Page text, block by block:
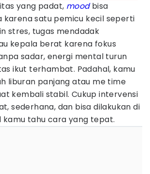
yang padat, moodbisa
karena satu pemicu kecil seperti
stres, tugas mendadak
kepala berat karena fokus
sadar, energi mental turun
ikut terhambat. Padahal, kamu
liburan panjang atau me time
kembali stabil. Cukup intervensi
sederhana, dan bisa dilakukan di
kamu tahu cara yang tepat.